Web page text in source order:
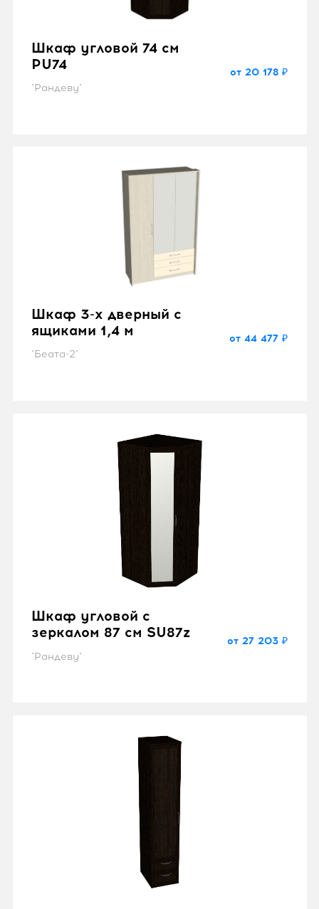
Шкаф угловой 74 см
PU74
"Рандеву"
от 20 178 ₽
Шкаф 3-х дверный с
ящиками 1,4 м
"Беата-2"
от 44 477 ₽
Шкаф угловой с
зеркалом 87 см SU87z
"Рандеву"
от 27 203 ₽